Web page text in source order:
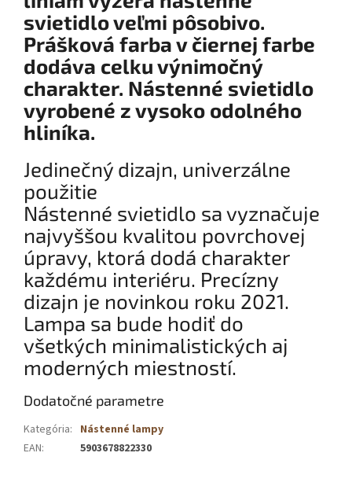
svietidlo veľmi pôsobivo.
Prášková farba v čiernej farbe
dodáva celku výnimočný
charakter. Nástenné svietidlo
vyrobené z vysoko odolného
hliníka.
Jedinečný dizajn, univerzálne
použitie
Nástenné svietidlo sa vyznačuje
najvyššou kvalitou povrchovej
úpravy, ktorá dodá charakter
každému interiéru. Precízny
dizajn je novinkou roku 2021.
Lampa sa bude hodiť do
všetkých minimalistických aj
moderných miestností.
Dodatočné parametre
Kategória: Nástenné lampy
EAN: 5903678822330